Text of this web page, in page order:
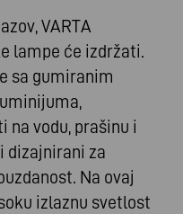
VARTA
lampe će izdržati.
sa gumiranim
vodu, prašinu i
dizajnirani za
Na ovaj
izlaznu svetlost